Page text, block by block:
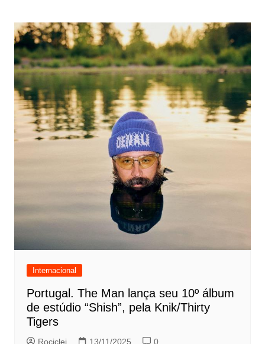
Internacional
Portugal. The Man lança seu 10º álbum
de estúdio “Shish”, pela Knik/Thirty
Tigers
Rociclei 13/11/2025 0